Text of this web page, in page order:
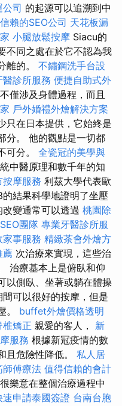
司 的起源可以追溯到中
賴的SEO公司 天花板漏
小腿放鬆按摩 Siacu的
不同之處在於它不認為我
離的。 不鏽鋼洗手台設
醫診所服務 便捷自助式外
僅涉及身體過程，而且
戶外婚禮外燴解決方案
只在日本提供，它始終是
分。 他的觀點是一切都
可分。 全瓷冠的美學與
中醫原理和數千年的知
按摩服務 利茲大學代表歐
結果科學地證明了坐壓
改變通常可以透過 桃園除
團隊 專業牙醫診所服
家事服務 精緻茶會外燴方
薦 次治療來實現，這些治
治療基本上是俯臥和仰
以側臥、坐著或躺在體操
可以很好的按摩，但是
。 buffet外燴價格透明
椎矯正 親愛的客人， 新
服務 根據新冠疫情的數
且危險性降低。 私人居
師傅療法 值得信賴的會計
樂意在整個治療過程中
速申請泰國簽證 台南台胞